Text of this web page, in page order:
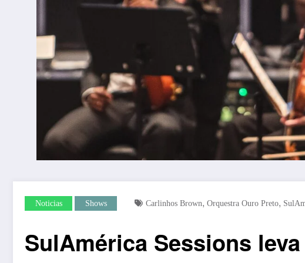
Noticias Shows Carlinhos Brown, Orquestra Ouro Preto,
SulAmérica Sessions